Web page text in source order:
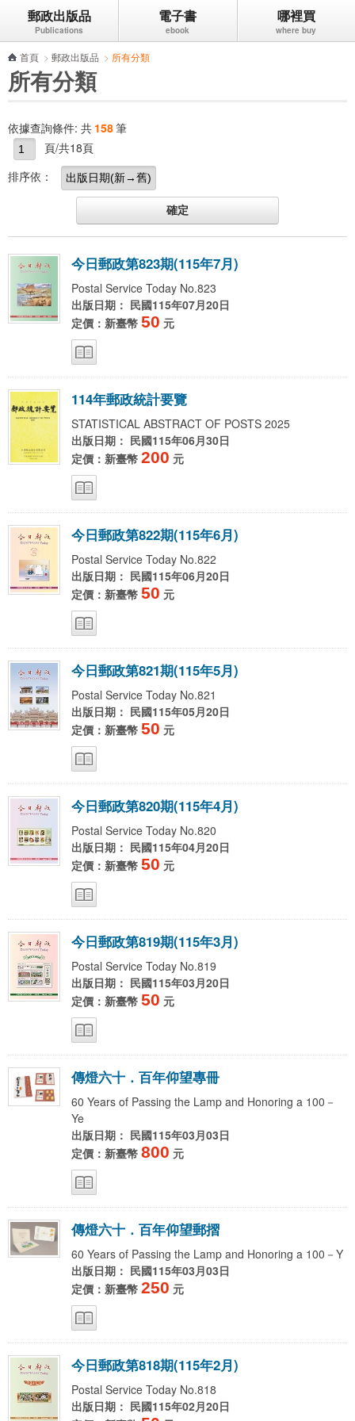
跳到主要內容區塊
郵政出版品 電子書 哪裡買
首頁 > 郵政出版品 > 所有分類
所有分類
依據查詢條件: 共 158筆
頁/共18頁
排序依：
今日郵政第823期(115年7月)
Postal Service Today No.823
出版日期： 民國115年07月20日
定價：新臺幣 50 元
114年郵政統計要覽
STATISTICAL ABSTRACT OF POSTS 2025
出版日期： 民國115年06月30日
定價：新臺幣 200 元
今日郵政第822期(115年6月)
Postal Service Today No.822
出版日期： 民國115年06月20日
定價：新臺幣 50 元
今日郵政第821期(115年5月)
Postal Service Today No.821
出版日期： 民國115年05月20日
定價：新臺幣 50 元
今日郵政第820期(115年4月)
Postal Service Today No.820
出版日期： 民國115年04月20日
定價：新臺幣 50 元
今日郵政第819期(115年3月)
Postal Service Today No.819
出版日期： 民國115年03月20日
定價：新臺幣 50 元
傳燈六十 ． 百年仰望專冊
60 Years of Passing the Lamp and Honoring a 100－
Ye
出版日期： 民國115年03月03日
定價：新臺幣 800 元
傳燈六十 ． 百年仰望郵摺
60 Years of Passing the Lamp and Honoring a 100－Y
出版日期： 民國115年03月03日
定價：新臺幣 250 元
今日郵政第818期(115年2月)
Postal Service Today No.818
出版日期： 民國115年02月20日